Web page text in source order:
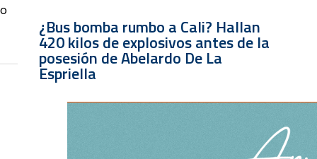
¿Bus bomba rumbo a Cali? Hallan
420 kilos de explosivos antes de la
posesión de Abelardo De La
Espriella